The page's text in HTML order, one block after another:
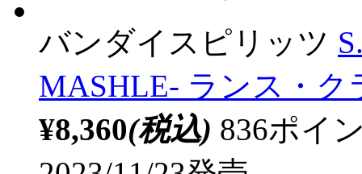
バンダイスピリッツ
MASHLE- ランス・ク
¥8,360(税込) 836ポイ